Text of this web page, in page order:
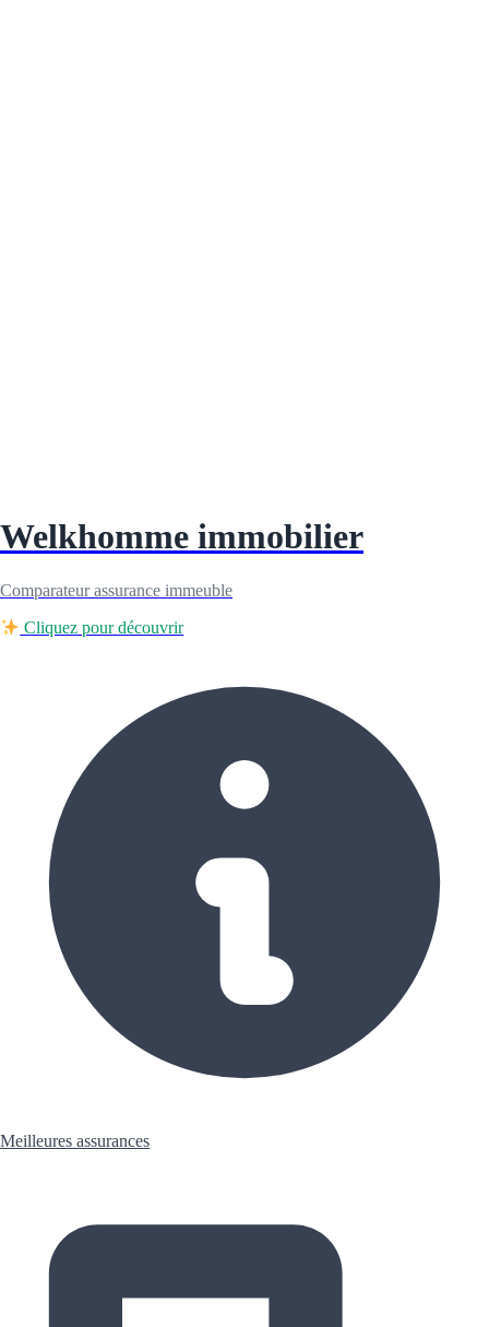
Welkhomme immobilier
Comparateur assurance immeuble
Cliquez pour découvrir
Meilleures assurances